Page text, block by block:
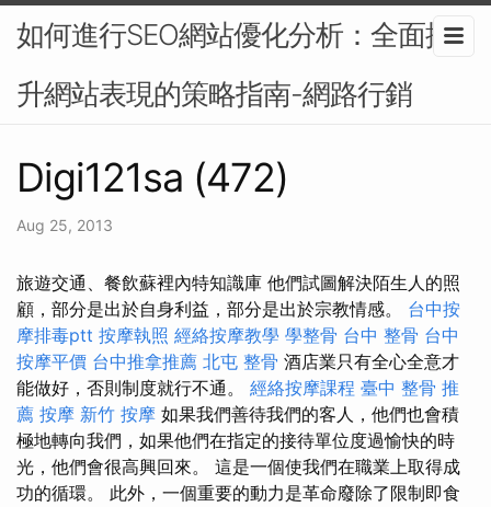
如何進行SEO網站優化分析：全面提
升網站表現的策略指南-網路行銷
Digi121sa (472)
Aug 25, 2013
旅遊交通、餐飲蘇裡內特知識庫 他們試圖解決陌生人的照
顧，部分是出於自身利益，部分是出於宗教情感。 台中按
摩排毒ptt 按摩執照 經絡按摩教學 學整骨 台中 整骨 台中
按摩平價 台中推拿推薦 北屯 整骨 酒店業只有全心全意才
能做好，否則制度就行不通。 經絡按摩課程 臺中 整骨 推
薦 按摩 新竹 按摩 如果我們善待我們的客人，他們也會積
極地轉向我們，如果他們在指定的接待單位度過愉快的時
光，他們會很高興回來。 這是一個使我們在職業上取得成
功的循環。 此外，一個重要的動力是革命廢除了限制即食